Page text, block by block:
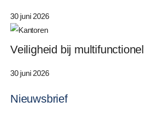
30 juni 2026
Veiligheid bij
30 juni 2026
Nieuwsbrief